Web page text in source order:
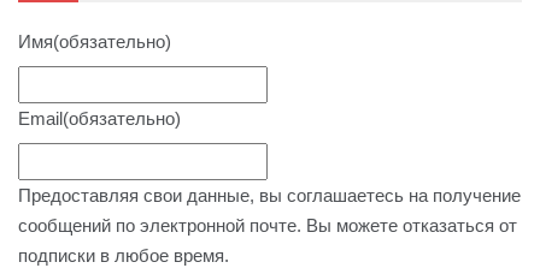
Имя(обязательно)
Email (обязательно)
Предоставляя свои данные, вы соглашаетесь на получение
сообщений по электронной почте. Вы можете отказаться от
подписки в любое время.